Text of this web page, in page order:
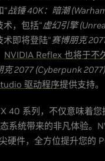
“战锤 40K：暗潮
，包括“虚幻引擎
术即将登陆“赛博朋克
NVIDIA Reflex 也将于不
克 2077 (Cyberpunk
驱动程序提供支持。
40 系列，不仅意味着
系统带来的非凡体验。
硬件，全方位提升您的